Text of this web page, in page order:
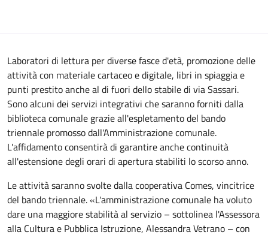
Laboratori di lettura per diverse fasce d'età, promozione delle
attività con materiale cartaceo e digitale, libri in spiaggia e
punti prestito anche al di fuori dello stabile di via Sassari.
Sono alcuni dei servizi integrativi che saranno forniti dalla
biblioteca comunale grazie all'espletamento del bando
triennale promosso dall'Amministrazione comunale.
L'affidamento consentirà di garantire anche continuità
all'estensione degli orari di apertura stabiliti lo scorso anno.
Le attività saranno svolte dalla cooperativa Comes, vincitrice
del bando triennale. «L'amministrazione comunale ha voluto
dare una maggiore stabilità al servizio – sottolinea l'Assessora
alla Cultura e Pubblica Istruzione, Alessandra Vetrano – con